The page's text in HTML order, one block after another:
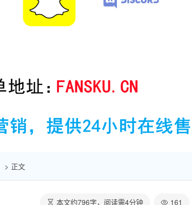
正文
本文约796字，阅读需4分钟 161